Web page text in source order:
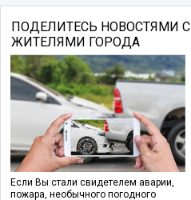
ПОДЕЛИТЕСЬ НОВОСТЯМИ С
ЖИТЕЛЯМИ ГОРОДА
Если Вы стали свидетелем аварии,
пожара, необычного погодного